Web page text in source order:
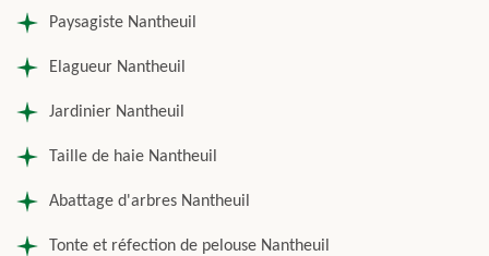
Paysagiste Nantheuil
Elagueur Nantheuil
Jardinier Nantheuil
Taille de haie Nantheuil
Abattage d'arbres Nantheuil
Tonte et réfection de pelouse Nantheuil